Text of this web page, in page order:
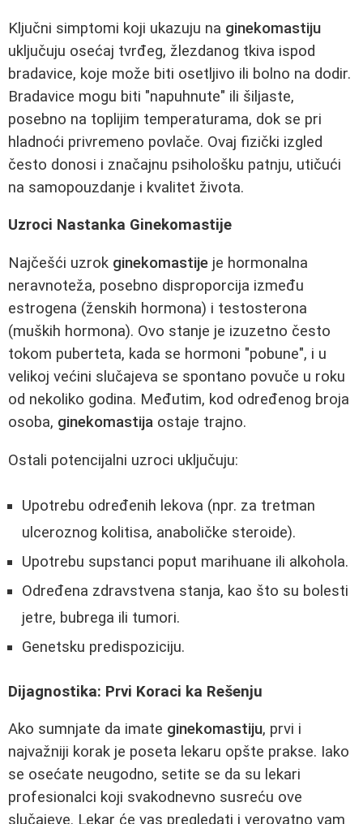
Ključni simptomi koji ukazuju na ginekomastiju
uključuju osećaj tvrđeg, žlezdanog tkiva ispod
bradavice, koje može biti osetljivo ili bolno na dodir.
Bradavice mogu biti "napuhnute" ili šiljaste,
posebno na toplijim temperaturama, dok se pri
hladnoći privremeno povlače. Ovaj fizički izgled
često donosi i značajnu psihološku patnju, utičući
na samopouzdanje i kvalitet života.
Uzroci Nastanka Ginekomastije
Najčešći uzrok ginekomastije je hormonalna
neravnoteža, posebno disproporcija između
estrogena (ženskih hormona) i testosterona
(muških hormona). Ovo stanje je izuzetno često
tokom puberteta, kada se hormoni "pobune", i u
velikoj većini slučajeva se spontano povuče u roku
od nekoliko godina. Međutim, kod određenog broja
osoba, ginekomastija ostaje trajno.
Ostali potencijalni uzroci uključuju:
Upotrebu određenih lekova (npr. za tretman
ulceroznog kolitisa, anaboličke steroide).
Upotrebu supstanci poput marihuane ili alkohola.
Određena zdravstvena stanja, kao što su bolesti
jetre, bubrega ili tumori.
Genetsku predispoziciju.
Dijagnostika: Prvi Koraci ka Rešenju
Ako sumnjate da imate ginekomastiju, prvi i
najvažniji korak je poseta lekaru opšte prakse. Iako
se osećate neugodno, setite se da su lekari
profesionalci koji svakodnevno susreću ove
slučajeve. Lekar će vas pregledati i verovatno vam